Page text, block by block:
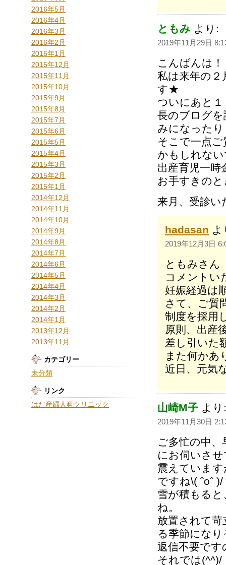
2016年5月
2016年4月
2016年3月
2016年2月
2016年1月
2015年12月
2015年11月
2015年10月
2015年9月
2015年8月
2015年7月
2015年6月
2015年5月
2015年4月
2015年3月
2015年2月
2015年1月
2014年12月
2014年11月
2014年10月
2014年9月
2014年8月
2014年7月
2014年6月
2014年5月
2014年4月
2014年3月
2014年2月
2014年1月
2013年12月
2013年11月
カテゴリー
未分類
リンク
はだ産婦人科クリニック
ともみ より:
2019年11月29日
こんばんは！
私は来年の２
す★
ついにあと
長のブログ
みになった
そこで一点
かもしれな
出産育児一
お手すきの
来月、受診
hadasan よ
2019年12月3日
ともみさん
コメントい
妊娠経過は
さて、ご質
制度を採用
原則、出産
差し引いた
また何かあ
近日、元気
山崎M子 より:
2019年11月30日
ご多忙の中
にお伺いさ
震えていま
ですね\( ˆoˆ )/
雪が積もる
ね。
放置されて
る季節にな
返信不要で
それでは(^^)/